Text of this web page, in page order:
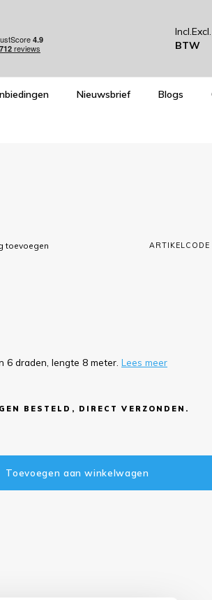
Incl.Excl.
BTW
Nieuwsbrief Blogs
toevoegen ARTIKELCODE
6 draden, lengte 8 meter. Lees meer
BESTELD, DIRECT VERZONDEN.
Toevoegen aan winkelwagen